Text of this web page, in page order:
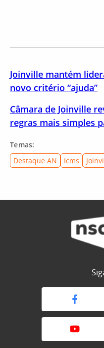
Joinville mantém
novo critério “ajuda”
Câmara de Joinville
regras mais simples
Temas:
Destaque AN
Icms